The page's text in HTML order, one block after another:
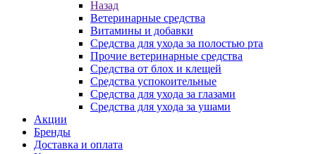
Назад
Ветеринарные средства
Витамины и добавки
Средства для ухода за полостью рта
Прочие ветеринарные средства
Средства от блох и клещей
Средства успокоительные
Средства для ухода за глазами
Средства для ухода за ушами
Акции
Бренды
Доставка и оплата